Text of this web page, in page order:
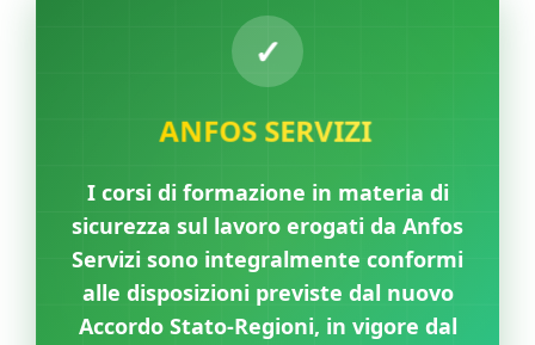
ANFOS SERVIZI
I corsi di formazione in materia di
sicurezza sul lavoro erogati da Anfos
Servizi sono integralmente conformi
alle disposizioni previste dal nuovo
Accordo Stato-Regioni, in vigore dal